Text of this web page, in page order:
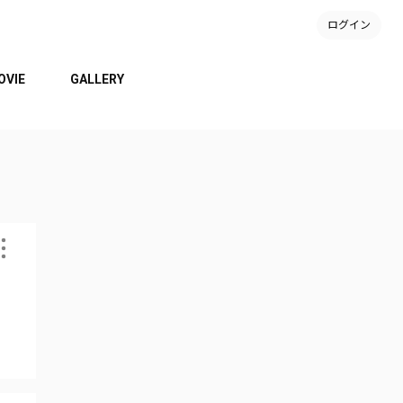
ログイン
GALLERY